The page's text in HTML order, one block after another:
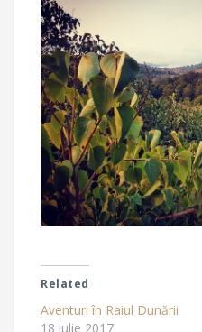
Related
Aventuri în Raiul Dunării
18 iulie 2017